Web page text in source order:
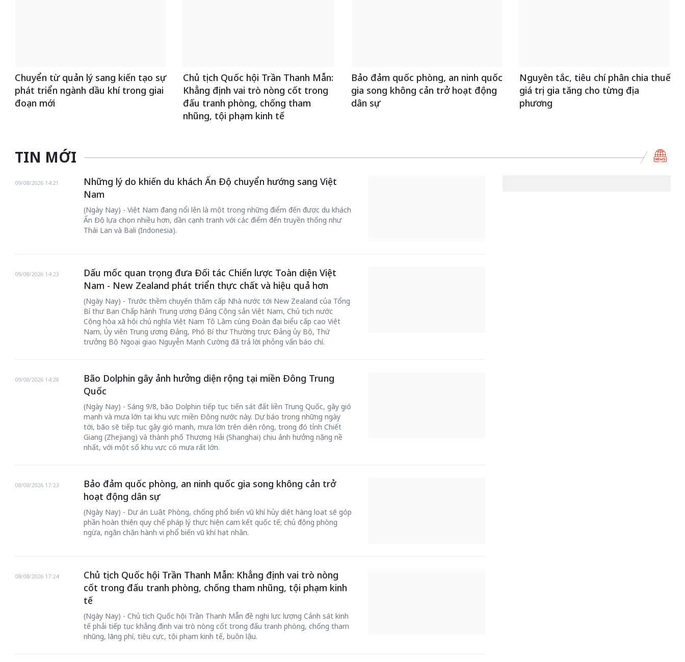
50 năm Việt Nam gia
nhập UNESCO - Khơi
Chuyển từ quản lý sang kiến tạo sự
phát triển ngành dầu khí trong giai
đoạn mới
Chủ tịch Quốc hội Trần Thanh Mẫn:
Khẳng định vai trò nòng cốt trong
đấu tranh phòng, chống tham
nhũng, tội phạm kinh tế
Bảo đảm quốc phòng, an ninh quốc
gia song không cản trở hoạt động
dân sự
Nguyên tắc, tiêu chí phân chia thuế
giá trị gia tăng cho từng địa
phương
TIN MỚI
Những lý do khiến du khách Ấn Độ chuyển hướng sang Việt
Nam
09/08/2026 14:21
(Ngày Nay) - Việt Nam đang nổi lên là một trong những điểm đến được du khách
Ấn Độ lựa chọn nhiều hơn, dần cạnh tranh với các điểm đến truyền thống như
Thái Lan và Bali (Indonesia).
Dấu mốc quan trọng đưa Đối tác Chiến lược Toàn diện Việt
Nam - New Zealand phát triển thực chất và hiệu quả hơn
09/08/2026 14:23
(Ngày Nay) - Trước thềm chuyến thăm cấp Nhà nước tới New Zealand của Tổng
Bí thư Ban Chấp hành Trung ương Đảng Cộng sản Việt Nam, Chủ tịch nước
Cộng hòa xã hội chủ nghĩa Việt Nam Tô Lâm cùng Đoàn đại biểu cấp cao Việt
Nam, Ủy viên Trung ương Đảng, Phó Bí thư Thường trực Đảng ủy Bộ, Thứ
trưởng Bộ Ngoại giao Nguyễn Mạnh Cường đã trả lời phỏng vấn báo chí.
Bão Dolphin gây ảnh hưởng diện rộng tại miền Đông Trung
Quốc
09/08/2026 14:28
(Ngày Nay) - Sáng 9/8, bão Dolphin tiếp tục tiến sát đất liền Trung Quốc, gây gió
mạnh và mưa lớn tại khu vực miền Đông nước này. Dự báo trong những ngày
tới, bão sẽ tiếp tục gây gió mạnh, mưa lớn trên diện rộng, trong đó tỉnh Chiết
Giang (Zhejiang) và thành phố Thượng Hải (Shanghai) chịu ảnh hưởng nặng nề
nhất, với một số khu vực có mưa rất lớn.
Bảo đảm quốc phòng, an ninh quốc gia song không cản trở
hoạt động dân sự
08/08/2026 17:23
(Ngày Nay) - Dự án Luật Phòng, chống phổ biến vũ khí hủy diệt hàng loạt sẽ góp
phần hoàn thiện quy chế pháp lý thực hiện cam kết quốc tế; chủ động phòng
ngừa, ngăn chặn hành vi phổ biến vũ khí hạt nhân.
Chủ tịch Quốc hội Trần Thanh Mẫn: Khẳng định vai trò nòng
cốt trong đấu tranh phòng, chống tham nhũng, tội phạm kinh
tế
08/08/2026 17:24
(Ngày Nay) - Chủ tịch Quốc hội Trần Thanh Mẫn đề nghị lực lượng Cảnh sát kinh
tế phải tiếp tục khẳng định vai trò nòng cốt trong đấu tranh phòng, chống tham
nhũng, lãng phí, tiêu cực, tội phạm kinh tế, buôn lậu.